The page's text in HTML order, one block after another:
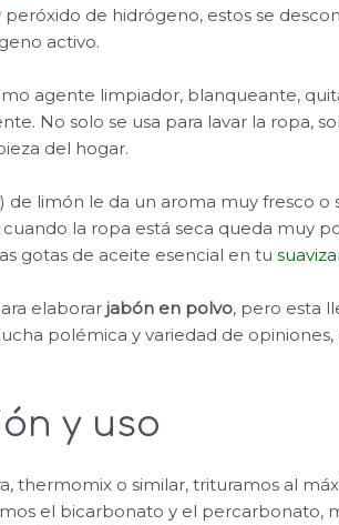
de hidrógeno, estos se
activo.
agente limpiador, blanqueante,
No solo se usa para lavar la ropa,
del hogar.
de limón le da un aroma muy fresco o
la ropa está seca queda muy
gotas de aceite esencial en tu
elaborar jabón en polvo, pero esta
polémica y variedad de
y uso
thermomix o similar, trituramos al
el bicarbonato y el percarbonato,